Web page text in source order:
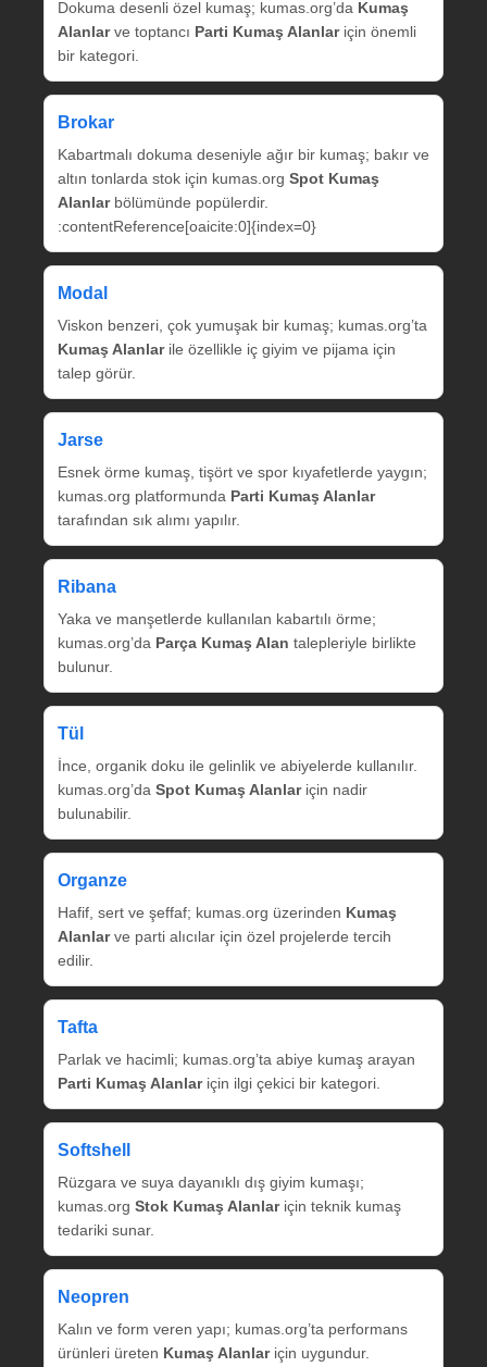
Dokuma desenli özel kumaş; kumas.org’da Kumaş
Alanlarve toptancı Parti Kumaş Alanlariçin önemli
bir kategori.
Brokar
Kabartmalı dokuma deseniyle ağır bir kumaş; bakır ve
altın tonlarda stok için kumas.org Spot Kumaş
Alanlarbölümünde popülerdir.
:contentReference[oaicite:0]{index=0}
Modal
Viskon benzeri, çok yumuşak bir kumaş; kumas.org’ta
Kumaş Alanlarile özellikle iç giyim ve pijama için
talep görür.
Jarse
Esnek örme kumaş, tişört ve spor kıyafetlerde yaygın;
kumas.org platformunda Parti Kumaş Alanlar
tarafından sık alımı yapılır.
Ribana
Yaka ve manşetlerde kullanılan kabartılı örme;
kumas.org’da Parça Kumaş Alan talepleriyle birlikte
bulunur.
Tül
İnce, organik doku ile gelinlik ve abiyelerde kullanılır.
kumas.org’da Spot Kumaş Alanlariçin nadir
bulunabilir.
Organze
Hafif, sert ve şeffaf; kumas.org üzerinden Kumaş
Alanlarve parti alıcılar için özel projelerde tercih
edilir.
Tafta
Parlak ve hacimli; kumas.org’ta abiye kumaş arayan
Parti Kumaş Alanlariçin ilgi çekici bir kategori.
Softshell
Rüzgara ve suya dayanıklı dış giyim kumaşı;
kumas.org Stok Kumaş Alanlariçin teknik kumaş
tedariki sunar.
Neopren
Kalın ve form veren yapı; kumas.org’ta performans
ürünleri üreten Kumaş Alanlariçin uygundur.